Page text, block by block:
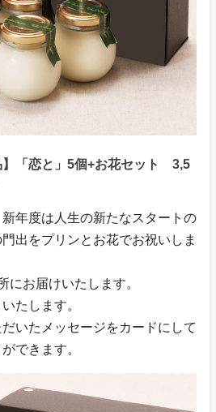
】「恋と」5個+お花セット 3,5
年度は人生の新たなスタートの
出をプリンとお花でお祝いしま
お届けいたします。
たします。
いたメッセージをカードにして
できます。